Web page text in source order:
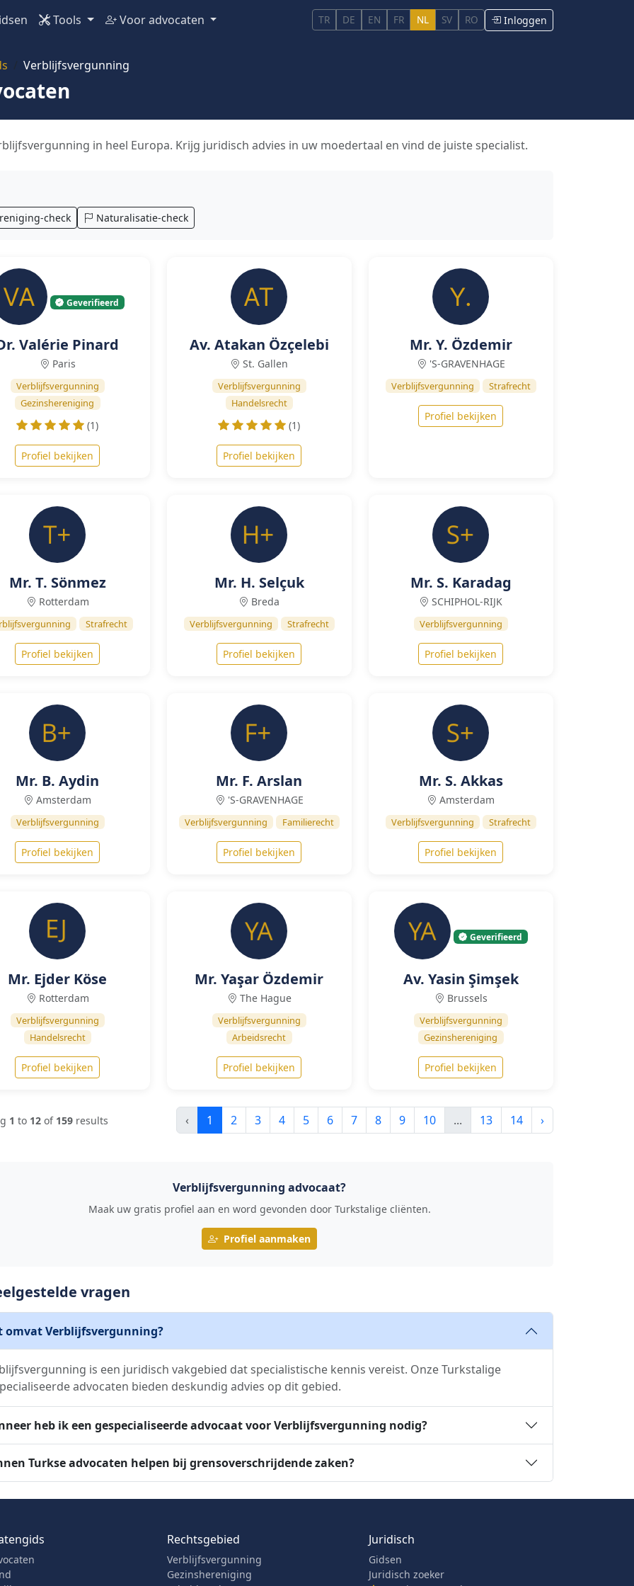
Tools Voor advocaten TR DE EN FR NL SV RO Inloggen
Verblijfsvergunning
in heel Europa. Krijg juridisch advies in uw moedertaal en vind de juiste specialist.
check Naturalisatie-check
Geverifieerd
Valérie Pinard
Paris
Verblijfsvergunning
Gezinshereniging
(1)
Profiel bekijken
Av. Atakan Özçelebi
St. Gallen
Verblijfsvergunning
Handelsrecht
(1)
Profiel bekijken
Mr. Y. Özdemir
'S-GRAVENHAGE
Verblijfsvergunning Strafrecht
Profiel bekijken
Mr. T. Sönmez
Rotterdam
Strafrecht
Profiel bekijken
Mr. H. Selçuk
Breda
Verblijfsvergunning Strafrecht
Profiel bekijken
Mr. S. Karadag
SCHIPHOL-RIJK
Verblijfsvergunning
Profiel bekijken
Mr. B. Aydin
Amsterdam
Verblijfsvergunning
Profiel bekijken
Mr. F. Arslan
'S-GRAVENHAGE
Verblijfsvergunning Familierecht
Profiel bekijken
Mr. S. Akkas
Amsterdam
Verblijfsvergunning Strafrecht
Profiel bekijken
Mr. Ejder Köse
Rotterdam
Verblijfsvergunning
Handelsrecht
Profiel bekijken
Mr. Yaşar Özdemir
The Hague
Verblijfsvergunning
Arbeidsrecht
Profiel bekijken
Geverifieerd
Av. Yasin Şimşek
Brussels
Verblijfsvergunning
Gezinshereniging
Profiel bekijken
1 to 12 of 159 results ‹ 1 2 3 4 5 6 7 8 9 10 ... 13 14 ›
Verblijfsvergunning advocaat?
Maak uw gratis profiel aan en word gevonden door Turkstalige cliënten.
Profiel aanmaken
vragen
omvat Verblijfsvergunning?
is een juridisch vakgebied dat specialistische kennis vereist. Onze Turkstalige
advocaten bieden deskundig advies op dit gebied.
heb ik een gespecialiseerde advocaat voor Verblijfsvergunning nodig?
Turkse advocaten helpen bij grensoverschrijdende zaken?
Rechtsgebied
Verblijfsvergunning
Gezinshereniging
Juridisch
Gidsen
Juridisch zoeker